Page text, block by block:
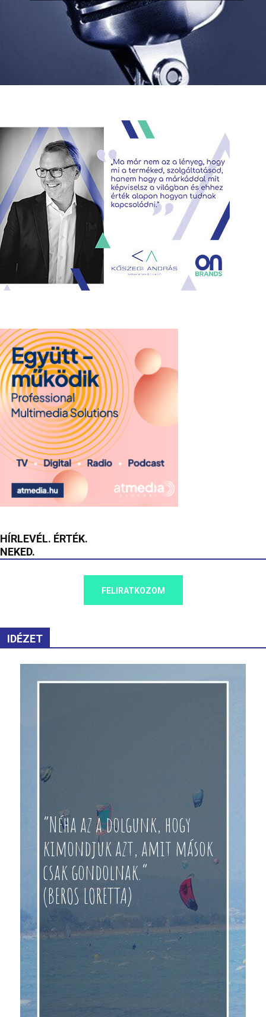
HÍRLEVÉL. ÉRTÉK.
NEKED.
FELIRATKOZOM
IDÉZET
“Néha az a dolgunk, hogy
kimondjuk azt, amit mások
csak gondolnak.”
(BEROS LORETTA)